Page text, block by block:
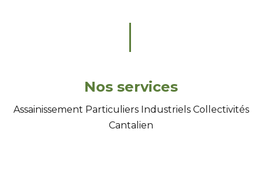
Nos services
Assainissement Particuliers Industriels Collectivités
Cantalien